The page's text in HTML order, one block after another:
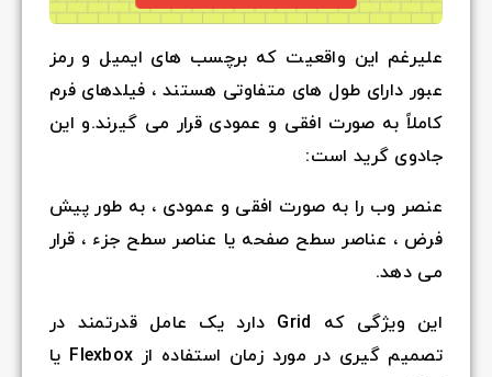
علیرغم این واقعیت که برچسب های ایمیل و رمز
عبور دارای طول های متفاوتی هستند ، فیلدهای فرم
کاملاً به صورت افقی و عمودی قرار می گیرند.و این
جادوی گرید است:
عنصر وب را به صورت افقی و عمودی ، به طور پیش
فرض ، عناصر سطح صفحه یا عناصر سطح جزء ، قرار
می دهد.
این ویژگی که Grid دارد یک عامل قدرتمند در
تصمیم گیری در مورد زمان استفاده از Flexbox یا